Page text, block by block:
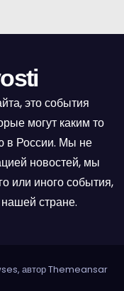
это события
могут каким то
в России. Мы не
новостей, мы
или иного события,
стране.
авторThemeansar